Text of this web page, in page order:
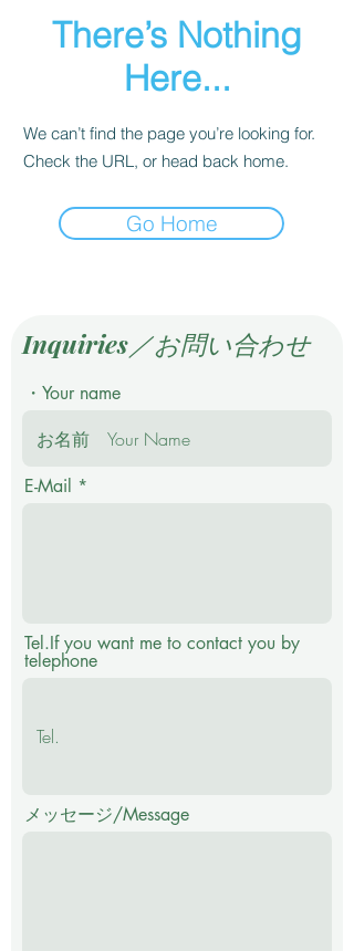
There’s Nothing
Here...
We can’t find the page you’re looking for.
Check the URL, or head back home.
Go Home
Inquiries／お問い合わせ
・Your name
E-Mail
Tel.If you want me to contact you by
telephone
メッセージ/Message